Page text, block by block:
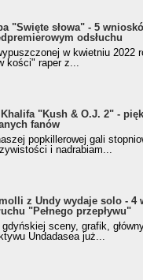
"Święte słowa" - 5
odsłuchu
w kwietniu 2022
kości" raper z...
"Kush & O.J. 2" -
fanów
popkillerowej gali
i nadrabiam...
z Undy wydaje solo - 4
"Pełnego przepływu"
gdyńskiej sceny, grafik,
Undadasea już...